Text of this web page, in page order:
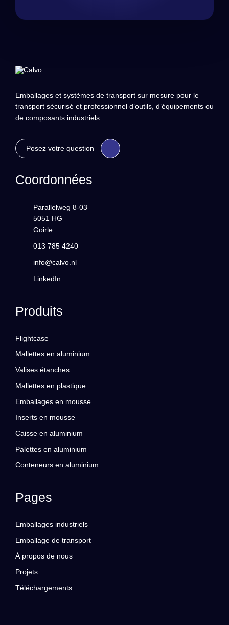
Emballages et systèmes de transport sur mesure pour le
transport sécurisé et professionnel d’outils, d’équipements ou
de composants industriels.
Posez votre question
Coordonnées
Parallelweg 8-03
5051 HG
Goirle
013 785 4240
info@calvo.nl
LinkedIn
Produits
Flightcase
Mallettes en aluminium
Valises étanches
Mallettes en plastique
Emballages en mousse
Inserts en mousse
Caisse en aluminium
Palettes en aluminium
Conteneurs en aluminium
Pages
Emballages industriels
Emballage de transport
À propos de nous
Projets
Téléchargements